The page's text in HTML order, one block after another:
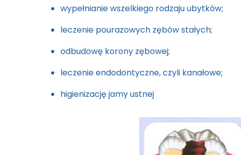
wypełnianie wszelkiego rodzaju ubytków;
leczenie pourazowych zębów stałych;
odbudowę korony zębowej;
leczenie endodontyczne, czyli kanałowe;
higienizację jamy ustnej